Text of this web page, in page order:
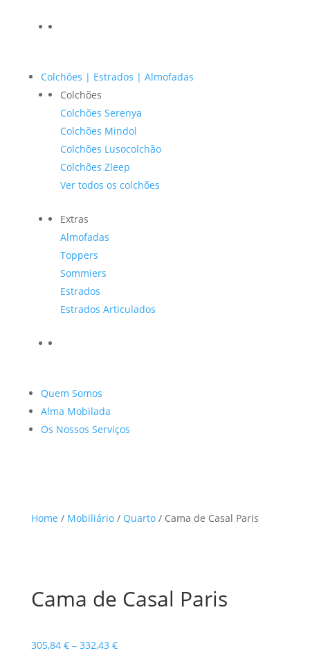
Colchões | Estrados | Almofadas
Colchões
Colchões Serenya
Colchões Mindol
Colchões Lusocolchão
Colchões Zleep
Ver todos os colchões
Extras
Almofadas
Toppers
Sommiers
Estrados
Estrados Articulados
Quem Somos
Alma Mobilada
Os Nossos Serviços
Home / Mobiliário/ Quarto/ Cama de Casal Paris
Cama de Casal Paris
305,84 € – 332,43 €Price